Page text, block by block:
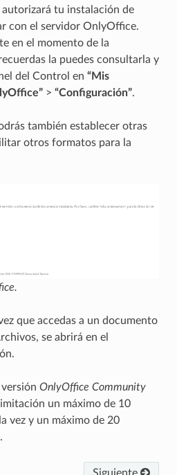
autorizará tu instalación de
con el servidor OnlyOffice.
en el momento de la
la puedes consultarla y
del Control en “Mis
> “Configuración”.
también establecer otras
otros formatos para la
que accedas a un documento
se abrirá en el
OnlyOffice Community
un máximo de 10
vez y un máximo de 20